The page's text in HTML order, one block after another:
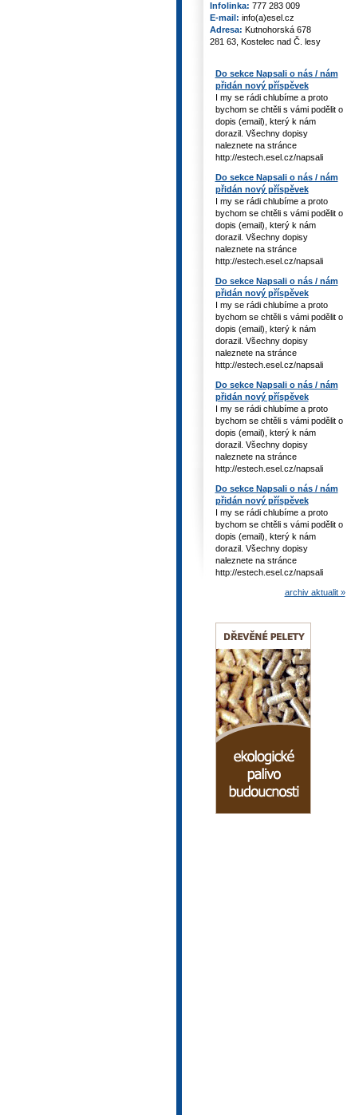
Infolinka: 777 283 009
E-mail: info(a)esel.cz
Adresa: Kutnohorská 678
281 63, Kostelec nad Č. lesy
Do sekce Napsali o nás / nám
přidán nový příspěvek
I my se rádi chlubíme a proto
bychom se chtěli s vámi podělit o
dopis (email), který k nám
dorazil. Všechny dopisy
naleznete na stránce
http://estech.esel.cz/napsali
Do sekce Napsali o nás / nám
přidán nový příspěvek
I my se rádi chlubíme a proto
bychom se chtěli s vámi podělit o
dopis (email), který k nám
dorazil. Všechny dopisy
naleznete na stránce
http://estech.esel.cz/napsali
Do sekce Napsali o nás / nám
přidán nový příspěvek
I my se rádi chlubíme a proto
bychom se chtěli s vámi podělit o
dopis (email), který k nám
dorazil. Všechny dopisy
naleznete na stránce
http://estech.esel.cz/napsali
Do sekce Napsali o nás / nám
přidán nový příspěvek
I my se rádi chlubíme a proto
bychom se chtěli s vámi podělit o
dopis (email), který k nám
dorazil. Všechny dopisy
naleznete na stránce
http://estech.esel.cz/napsali
Do sekce Napsali o nás / nám
přidán nový příspěvek
I my se rádi chlubíme a proto
bychom se chtěli s vámi podělit o
dopis (email), který k nám
dorazil. Všechny dopisy
naleznete na stránce
http://estech.esel.cz/napsali
archiv aktualit »